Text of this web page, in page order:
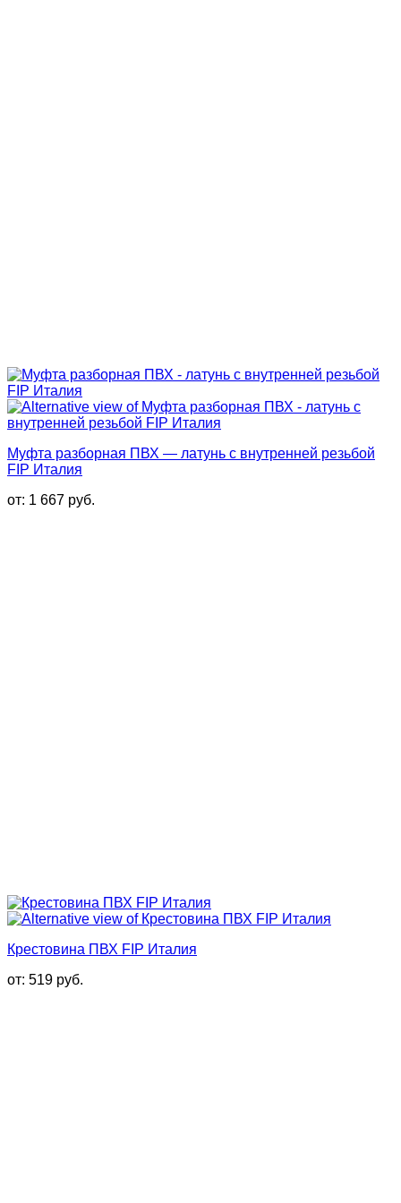
Муфта разборная ПВХ — латунь с внутренней резьбой
FIP Италия
от: 1 667 руб.
Крестовина ПВХ FIP Италия
от: 519 руб.